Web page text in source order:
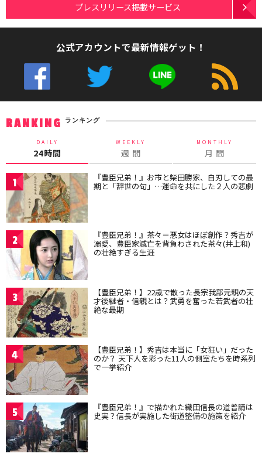
プレスリリース掲載サービス
公式アカウントで最新情報ゲット！
RANKING ランキング
DAILY
24時間
WEEKLY
週 間
MONTHLY
月 間
1 『豊臣兄弟！』お市と柴田勝家、自刃しての最
期と「辞世の句」…運命を共にした２人の悲劇
2 『豊臣兄弟！』茶々＝悪女はほぼ創作？秀吉が
溺愛、豊臣家滅亡を背負わされた茶々(井上和)
の壮絶すぎる生涯
3 【豊臣兄弟！】22歳で散った長宗我部元親の天
才後継者・信親とは？武勇を奮った若武者の壮
絶な最期
4 【豊臣兄弟！】秀吉は本当に「女狂い」だった
のか？ 天下人を彩った11人の側室たちを時系列
で一挙紹介
5 『豊臣兄弟！』で描かれた織田信長の道普請は
史実？信長が実施した街道整備の施策を紹介